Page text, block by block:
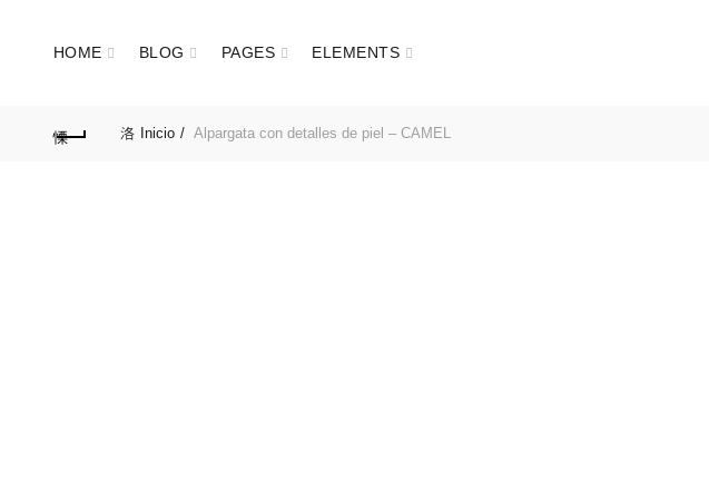
HOME BLOG PAGES ELEMENTS
Inicio Alpargata con detalles de piel – CAMEL